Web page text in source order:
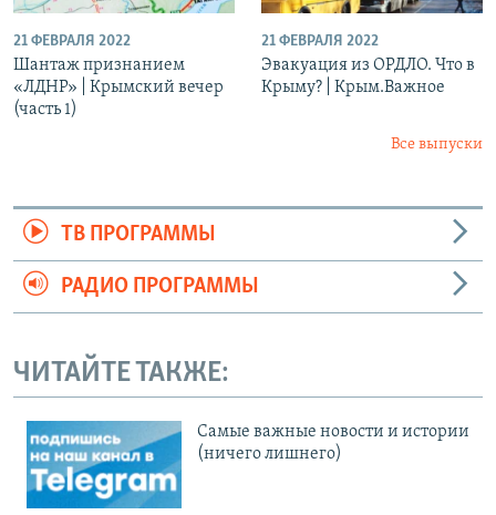
21 ФЕВРАЛЯ 2022
Шантаж признанием
«ЛДНР» | Крымский вечер
(часть 1)
21 ФЕВРАЛЯ 2022
Эвакуация из ОРДЛО. Что в
Крыму? | Крым.Важное
Все выпуски
ТВ ПРОГРАММЫ
РАДИО ПРОГРАММЫ
ЧИТАЙТЕ ТАКЖЕ:
Cамые важные новости и истории
(ничего лишнего)